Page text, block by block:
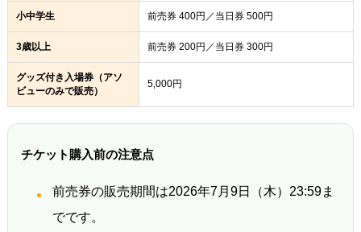
小中学生 前売券 400円／当日券 500円
3歳以上 前売券 200円／当日券 300円
グッズ付き入場券（アソ
ビューのみで販売）
5,000円
チケット購入前の注意点
前売券の販売期間は2026年7月9日（木）23:59ま
でです。